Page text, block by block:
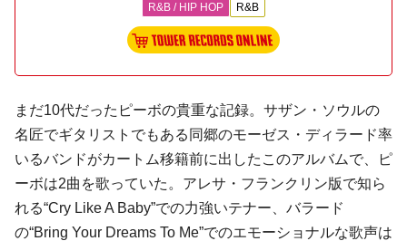
R&B / HIP HOP R&B
まだ10代だったピーボの貴重な記録。サザン・ソウルの
名匠でギタリストでもある同郷のモーゼス・ディラード率
いるバンドがカートム移籍前に出したこのアルバムで、ピ
ーボは2曲を歌っていた。アレサ・フランクリン版で知ら
れる“Cry Like A Baby”での力強いテナー、バラード
の“Bring Your Dreams To Me”でのエモーショナルな歌声は